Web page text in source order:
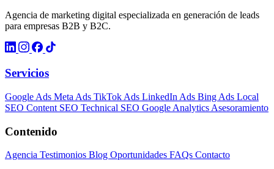
Agencia de marketing digital especializada en generación de leads
para empresas B2B y B2C.
Servicios
Google Ads Meta Ads TikTok Ads LinkedIn Ads Bing Ads Local
SEO Content SEO Technical SEO Google Analytics Asesoramiento
Contenido
Agencia Testimonios Blog Oportunidades FAQs Contacto